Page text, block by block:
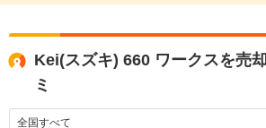
Kei(スズキ) 660 ワークスを売
ミ